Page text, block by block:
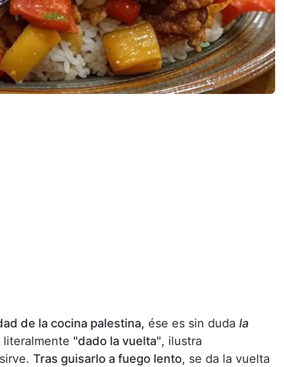
de la cocina palestina, ése es sin duda la
literalmente "dado la vuelta", ilustra
Tras guisarlo a fuego lento, se da la vuelta